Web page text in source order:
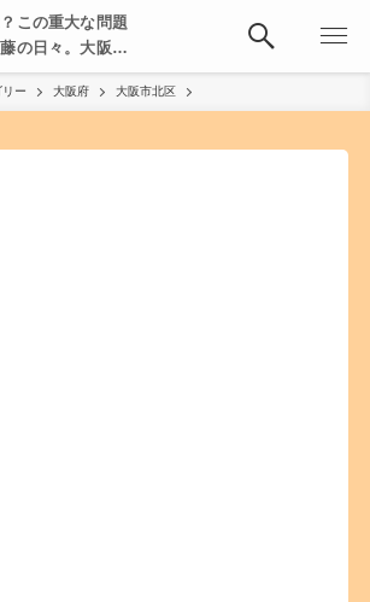
この重大な問題
の日々。大阪・
とした食べ歩
る。
ー 大阪府 大阪市北区